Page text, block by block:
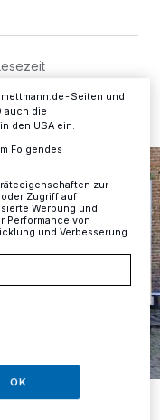
Außenwand, in denen
des Betrachters
Weitere
Seiten und
auch die
den USA ein.
Folgendes
zur
Zugriff auf
Werbung und
Performance von
und Verbesserung
OK